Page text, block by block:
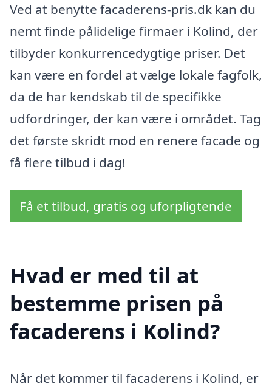
Ved at benytte facaderens-pris.dk kan du
nemt finde pålidelige firmaer i Kolind, der
tilbyder konkurrencedygtige priser. Det
kan være en fordel at vælge lokale fagfolk,
da de har kendskab til de specifikke
udfordringer, der kan være i området. Tag
det første skridt mod en renere facade og
få flere tilbud i dag!
Få et tilbud, gratis og uforpligtende
Hvad er med til at
bestemme prisen på
facaderens i Kolind?
Når det kommer til facaderens i Kolind, er